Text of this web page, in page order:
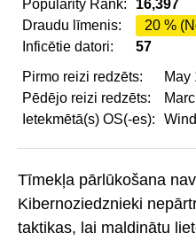
Popularity Rank:
16,397
Draudu līmenis:
20 %
Inficētie datori:
57
Pirmo reizi redzēts:
May
Pēdējo reizi redzēts:
Ietekmētā(s) OS(-es):
Tīmekļa pārlūkošana
Kibernoziedznieki
taktikas, lai maldinātu